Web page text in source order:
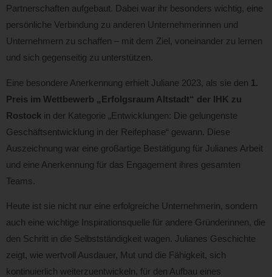
Partnerschaften aufgebaut. Dabei war ihr besonders wichtig, eine
persönliche Verbindung zu anderen Unternehmerinnen und
Unternehmern zu schaffen – mit dem Ziel, voneinander zu lernen
und sich gegenseitig zu unterstützen.
Eine besondere Anerkennung erhielt Juliane 2023, als sie den 1.
Preis im Wettbewerb „Erfolgsraum Altstadt“ der IHK zu
Rostock in der Kategorie „Entwicklungen: Die gelungenste
Geschäftsentwicklung in der Reifephase“ gewann. Diese
Auszeichnung war eine großartige Bestätigung für Julianes Arbeit
und eine Anerkennung für das Engagement ihres gesamten
Teams.
Heute ist sie nicht nur eine erfolgreiche Unternehmerin, sondern
auch eine wichtige Inspirationsquelle für andere Gründerinnen, die
den Schritt in die Selbstständigkeit wagen. Julianes Geschichte
zeigt, wie wertvoll Ausdauer, Mut und die Fähigkeit, sich
kontinuierlich weiterzuentwickeln, für den Aufbau eines